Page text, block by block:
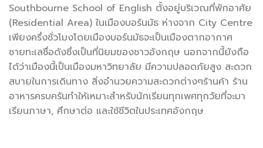
Southbourne School of English ตั้งอยู่บริเวณที่พักอาศัย
(Residential Area) ในเมืองบอร์นมัธ ห่างจาก City Centre
เพียงครึ่งชั่วโมงโดยเมืองบอร์นมัธจะเป็นเมืองตากอากาศ
ชายทะเลชื่อดังซึ่งเป็นที่นิยมของชาวอังกฤษ นอกจากนี้ยังถือ
ได้ว่าเมืองนี้เป็นเมืองมหาวิทยาลัย มีความปลอดภัยสูง สะดวก
สบายในการเดินทาง สิ่งอำนวยความสะดวกต่างๆร้านค้า ร้าน
อาหารครบครันทำให้เหมาะสำหรับนักเรียนทุกเพศทุกวัยที่จะมา
เรียนภาษา, ศึกษาต่อ และใช้ชีวิตในประเทศอังกฤษ